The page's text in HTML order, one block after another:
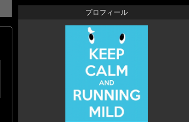
プロフィール